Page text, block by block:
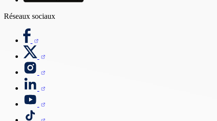
Réseaux sociaux